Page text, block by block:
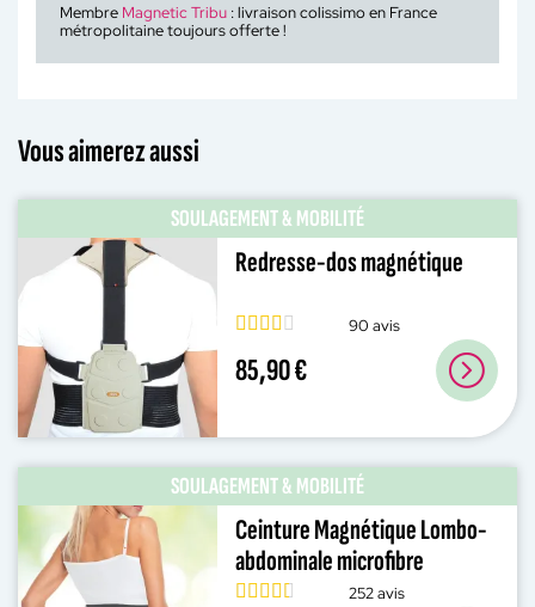
Membre Magnetic Tribu : livraison colissimo en France
métropolitaine toujours offerte !
Vous aimerez aussi
SOULAGEMENT & MOBILITÉ
Redresse-dos magnétique
90 avis
85,90 €
SOULAGEMENT & MOBILITÉ
Ceinture Magnétique Lombo-
abdominale microfibre
252 avis